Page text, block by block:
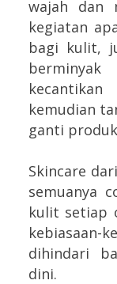
wajah dan
kegiatan
bagi kulit,
kemudian
ganti
Skincare
semuanya
kulit setiap
dihindari
dini.